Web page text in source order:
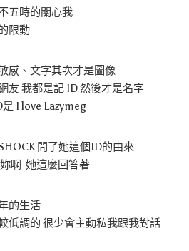
五時的關心我
限動
感、文字其次才是圖像
友 我都是記 ID 然後才是名字
I love Lazymeg
問了她這個ID的由來
啊 她這麼回答著
的生活
低調的 很少會主動私我跟我對話